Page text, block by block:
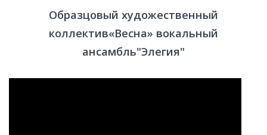
Образцовый художественный
коллектив«Весна» вокальный
ансамбль"Элегия"